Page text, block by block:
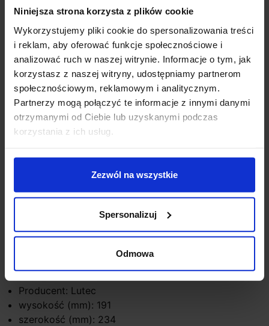
Niniejsza strona korzysta z plików cookie
Wykorzystujemy pliki cookie do spersonalizowania treści
i reklam, aby oferować funkcje społecznościowe i
analizować ruch w naszej witrynie. Informacje o tym, jak
korzystasz z naszej witryny, udostępniamy partnerom
społecznościowym, reklamowym i analitycznym.
Partnerzy mogą połączyć te informacje z innymi danymi
otrzymanymi od Ciebie lub uzyskanymi podczas
korzystania z ich usług.
Zezwól na wszystkie
Spersonalizuj
Odmowa
Koszt dostawy
Zapytaj o produkt
Opis
Lutec DRACOto nowoczesna lampa zewnętrzna z
czujnikiem ruchu oraz kamerą. Wykonana jest z
aluminium i tworzywa, wykończona w kolorze czarnym,
mocy 20W, który emituje białe, zimne światło 5000K.
Kinkiet sprawdzi się zarówno w pobliżu drzwi
Parametry techniczne:
Producent: Lutec
wysokość (mm): 191
szerokość (mm): 234